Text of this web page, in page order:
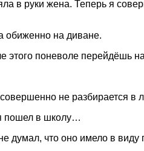
в руки жена. Теперь я
обиженно на диване.
этого поневоле перейдёшь
не разбирается в
пошел в школу…
думал, что оно имело в виду